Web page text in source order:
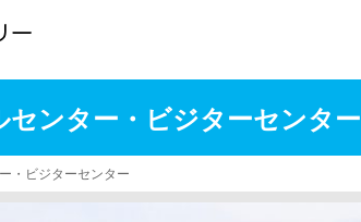
センター・ビジターセンター
・ビジターセンター